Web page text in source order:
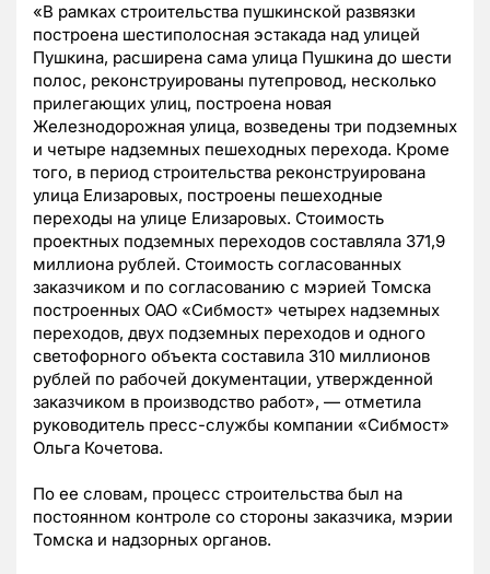
«В рамках строительства пушкинской развязки
построена шестиполосная эстакада над улицей
Пушкина, расширена сама улица Пушкина до шести
полос, реконструированы путепровод, несколько
прилегающих улиц, построена новая
Железнодорожная улица, возведены три подземных
и четыре надземных пешеходных перехода. Кроме
того, в период строительства реконструирована
улица Елизаровых, построены пешеходные
переходы на улице Елизаровых. Стоимость
проектных подземных переходов составляла 371,9
миллиона рублей. Стоимость согласованных
заказчиком и по согласованию с мэрией Томска
построенных ОАО «Сибмост» четырех надземных
переходов, двух подземных переходов и одного
светофорного объекта составила 310 миллионов
рублей по рабочей документации, утвержденной
заказчиком в производство работ», — отметила
руководитель пресс-службы компании «Сибмост»
Ольга Кочетова.
По ее словам, процесс строительства был на
постоянном контроле со стороны заказчика, мэрии
Томска и надзорных органов.